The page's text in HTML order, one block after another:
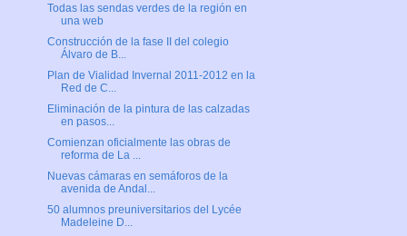
Todas las sendas verdes de la región en
una web
Construcción de la fase II del colegio
Álvaro de B...
Plan de Vialidad Invernal 2011-2012 en la
Red de C...
Eliminación de la pintura de las calzadas
en pasos...
Comienzan oficialmente las obras de
reforma de La ...
Nuevas cámaras en semáforos de la
avenida de Andal...
50 alumnos preuniversitarios del Lycée
Madeleine D...